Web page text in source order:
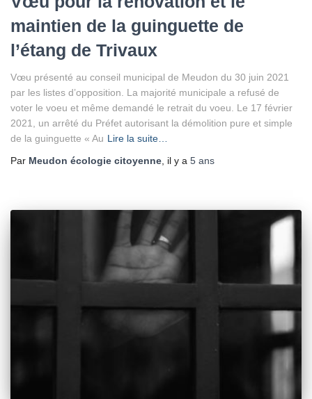
maintien de la guinguette de
l’étang de Trivaux
Vœu présenté au conseil municipal de Meudon du 30 juin 2021
par les listes d’opposition. La majorité municipale a refusé de
voter le voeu et même demandé le retrait du voeu. Le 17 février
2021, un arrêté du Préfet autorisant la démolition pure et simple
de la guinguette « Au Lire la suite…
Par Meudon écologie citoyenne, il y a 5 ans